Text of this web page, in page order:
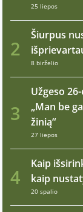
25 liepos
2
Šiurpus
8 birželio
3
Užgeso
„Man be
žinią“
27 liepos
4
Kaip
kaip
20 spalio